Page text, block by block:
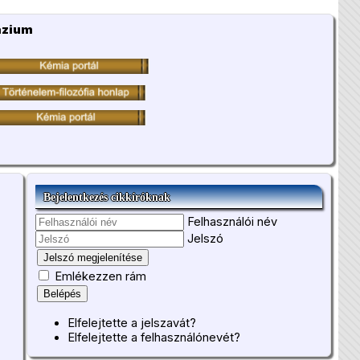
Bejelentkezés cikkíróknak
Felhasználói név
Jelszó
Jelszó megjelenítése
Emlékezzen rám
Belépés
Elfelejtette a jelszavát?
Elfelejtette a felhasználónevét?